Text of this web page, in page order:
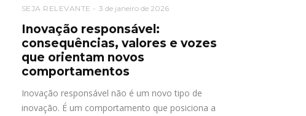
SEJA RELEVANTE 3 de janeiro de 2026
Inovação responsável:
consequências, valores e vozes
que orientam novos
comportamentos
Inovação responsável não é um novo tipo de
inovação. É um comportamento que posiciona a